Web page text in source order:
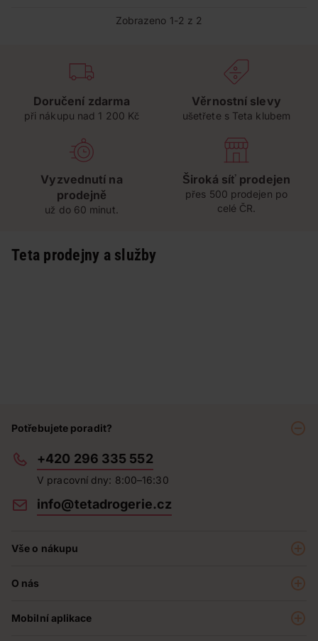
Zobrazeno 1-2 z 2
Doručení zdarma
při nákupu nad 1 200 Kč
Věrnostní slevy
ušetřete s Teta klubem
Vyzvednutí na
prodejně
už do 60 minut.
Široká síť prodejen
přes 500 prodejen po
celé ČR.
Teta prodejny a služby
Potřebujete poradit?
+420 296 335 552
V pracovní dny: 8:00–16:30
info@tetadrogerie.cz
Vše o nákupu
Prodejny
O nás
Mobilní aplikace